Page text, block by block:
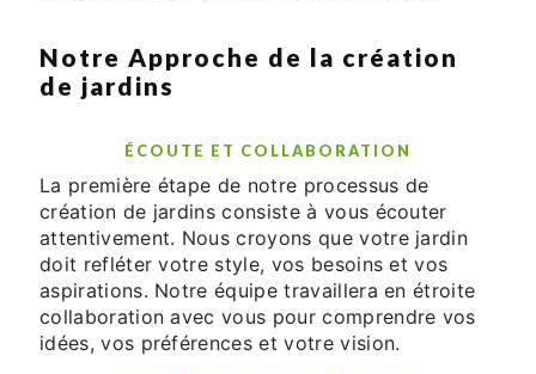
Notre Approche de la création
de jardins
ÉCOUTE ET COLLABORATION
La première étape de notre processus de
création de jardins consiste à vous écouter
attentivement. Nous croyons que votre jardin
doit refléter votre style, vos besoins et vos
aspirations. Notre équipe travaillera en étroite
collaboration avec vous pour comprendre vos
idées, vos préférences et votre vision.